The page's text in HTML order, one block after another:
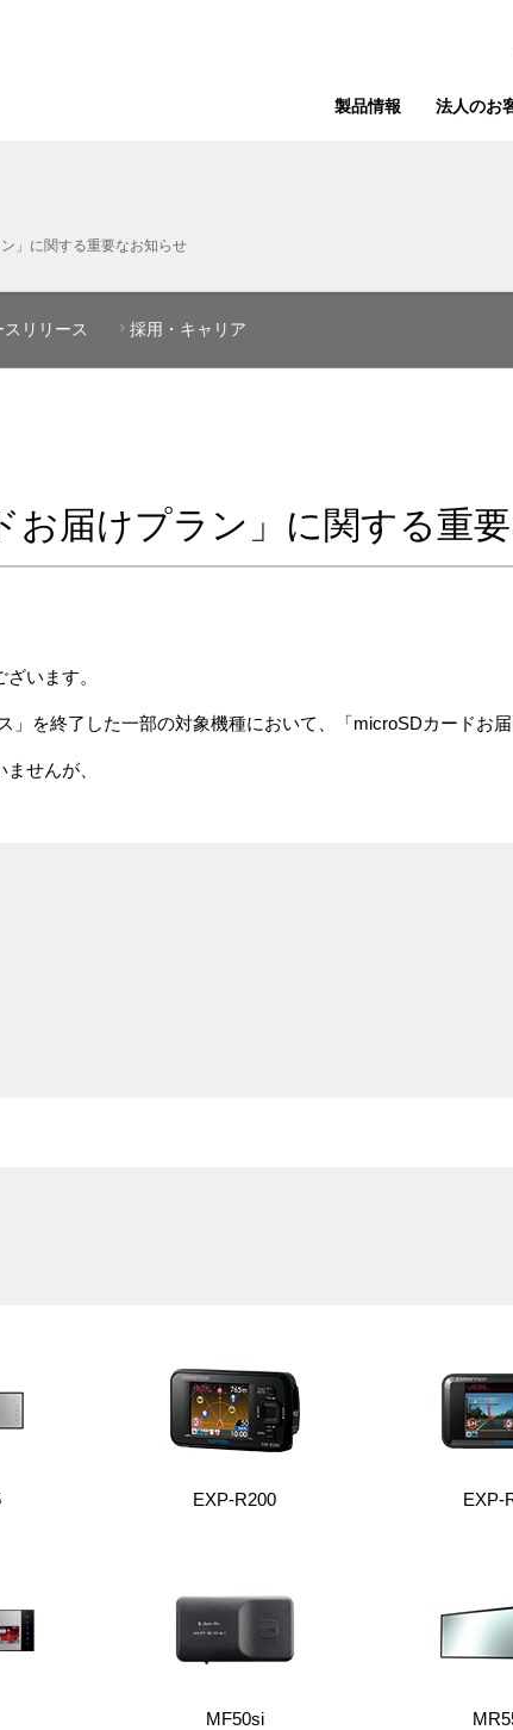
製品情報 法人のお
」に関する重要なお知らせ
スリリース 採用・キャリア
お届けプラン」に関する重
います。
を終了した一部の対象機種において、「microSDカードお
せんが、
EXP-R200 EXP-
MF50si